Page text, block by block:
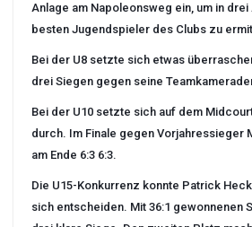
Anlage am Napoleonsweg ein, um in
besten Jugendspieler des Clubs zu
Bei der U8 setzte sich etwas
drei Siegen gegen seine
Bei der U10 setzte sich auf dem
durch. Im Finale gegen Vorjahressieger
am Ende 6:3 6:3.
Die U15-Konkurrenz konnte Patrick
sich entscheiden. Mit 36:1 gewonnenen